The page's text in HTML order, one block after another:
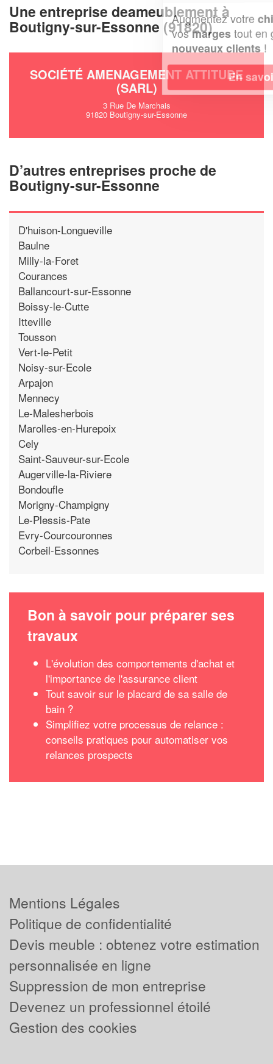
Une entreprise deameublement à
Boutigny-sur-Essonne (91820)
SOCIÉTÉ AMENAGEMENT ATTITUDE
(SARL)
3 Rue De Marchais
91820 Boutigny-sur-Essonne
D’autres entreprises proche de
Boutigny-sur-Essonne
D'huison-Longueville
Baulne
Milly-la-Foret
Courances
Ballancourt-sur-Essonne
Boissy-le-Cutte
Itteville
Tousson
Vert-le-Petit
Noisy-sur-Ecole
Arpajon
Mennecy
Le-Malesherbois
Marolles-en-Hurepoix
Cely
Saint-Sauveur-sur-Ecole
Augerville-la-Riviere
Bondoufle
Morigny-Champigny
Le-Plessis-Pate
Evry-Courcouronnes
Corbeil-Essonnes
Bon à savoir pour préparer ses
travaux
L'évolution des comportements d'achat et
l'importance de l'assurance client
Tout savoir sur le placard de sa salle de
bain ?
Simplifiez votre processus de relance :
conseils pratiques pour automatiser vos
relances prospects
Augmentez votrechiffre d'affaireset
vosmargestout en gagnant de
En savoir plus
Mentions Légales
Politique de confidentialité
Devis meuble : obtenez votre estimation
personnalisée en ligne
Suppression de mon entreprise
Devenez un professionnel étoilé
Gestion des cookies